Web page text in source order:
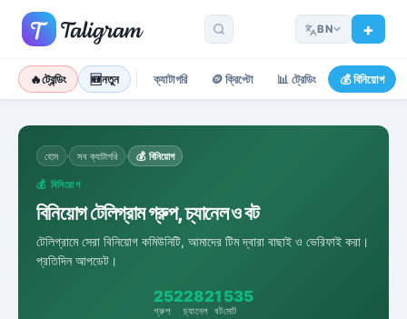
BN
🔥ট্রেন্ডিং 🆕নতুন ক্যাটাগরি 🪙 ক্রিপ্টো 📊 ট্রেডিং 💰 বিনিয়োগ
হোম › সব ক্যাটাগরি › 💰 বিনিয়োগ
💰 বিনিয়োগ
বিনিয়োগ টেলিগ্রাম গ্রুপ, চ্যানেল ও বট
টেলিগ্রামে সেরা বিনিয়োগ কমিউনিটি, আমাদের টিম দ্বারা বাছাই ও ভেরিফাই করা।
প্রতিদিন আপডেট।
252
গ্রুপ
282
চ্যানেল
1
বট
535
মোট